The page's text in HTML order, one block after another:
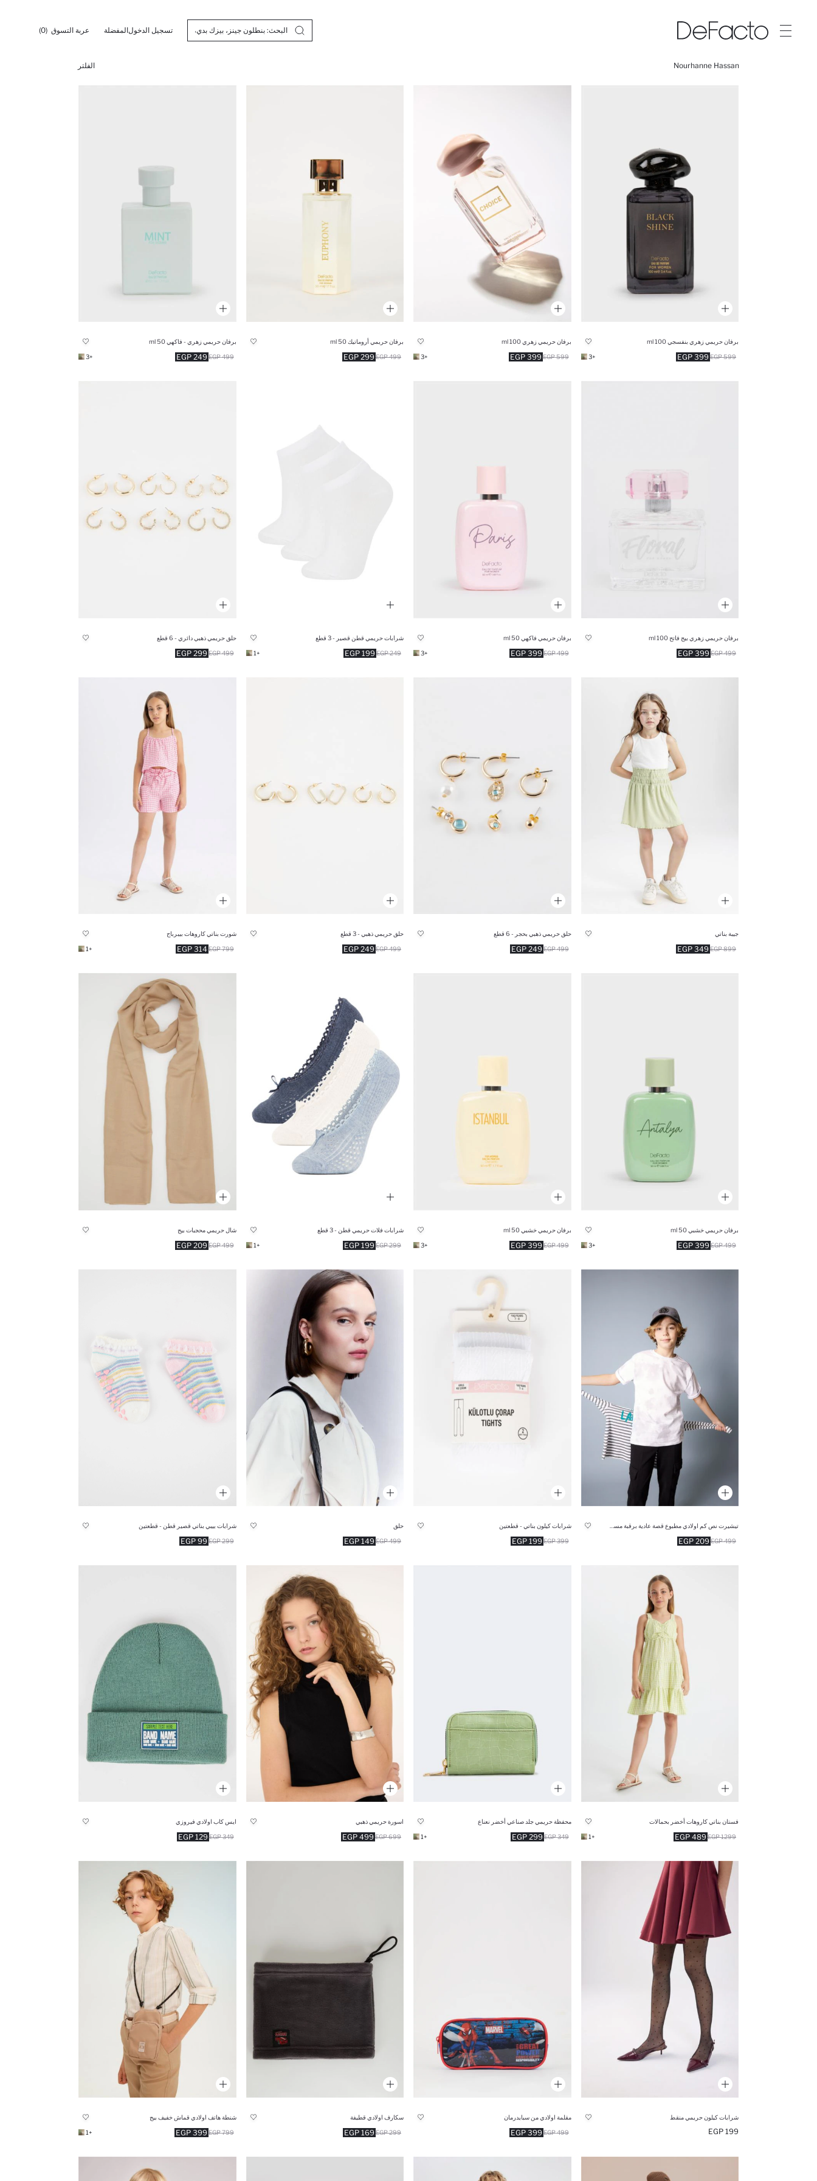
تسجيل الدخولالمفضلة عربة التسوق (0)
Nourhanne Hassan الفلتر
برفان حريمي زهري بنفسجي 100 ml
399 EGP 599 EGP
+3
برفان حريمي زهري 100 ml
399 EGP 599 EGP
+3
برفان حريمي أروماتيك 50 ml
299 EGP 499 EGP
برفان حريمي زهري - فاكهي 50 ml
249 EGP 499 EGP
+3
برفان حريمي زهري بيج فاتح 100 ml
399 EGP 499 EGP
برفان حريمي فاكهي 50 ml
399 EGP 499 EGP
+3
شرابات حريمي قطن قصير - 3 قطع
199 EGP 249 EGP
+1
حلق حريمي ذهبي دائري - 6 قطع
299 EGP 499 EGP
جيبة بناتي
349 EGP 899 EGP
حلق حريمي ذهبي بحجر - 6 قطع
249 EGP 499 EGP
حلق حريمي ذهبي - 3 قطع
249 EGP 499 EGP
شورت بناتي كاروهات بيبرباج
314 EGP 799 EGP
+1
برفان حريمي خشبي 50 ml
399 EGP 499 EGP
+3
برفان حريمي خشبي 50 ml
399 EGP 499 EGP
+3
شرابات فلات حريمي قطن - 3 قطع
199 EGP 299 EGP
+1
شال حريمي محجبات بيج
209 EGP 499 EGP
209 EGP 499 EGP
شرابات كيلون بناتي - قطعتين
199 EGP 399 EGP
حلق
149 EGP 499 EGP
شرابات بيبي بناتي قصير قطن - قطعتين
99 EGP 299 EGP
فستان بناتي كاروهات أخضر بحمالات
489 EGP 1299 EGP
+1
محفظة حريمي جلد صناعي أخضر نعناع
299 EGP 349 EGP
+1
اسورة حريمي ذهبي
499 EGP 699 EGP
ايس كاب اولادي فيروزي
129 EGP 349 EGP
شرابات كيلون حريمي منقط
199 EGP
مقلمة اولادي من سبايدرمان
399 EGP 499 EGP
سكارف اولادي قطيفة
169 EGP 299 EGP
شنطة هاتف اولادي قماش خفيف بيج
399 EGP 799 EGP
+1